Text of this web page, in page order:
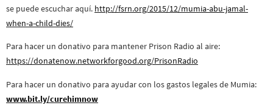
se puede escuchar aquí. http://fsrn.org/2015/12/mumia-abu-jamal-
when-a-child-dies/
Para hacer un donativo para mantener Prison Radio al aire:
https://donatenow.networkforgood.org/PrisonRadio
Para hacer un donativo para ayudar con los gastos legales de Mumia:
www.bit.ly/curehimnow